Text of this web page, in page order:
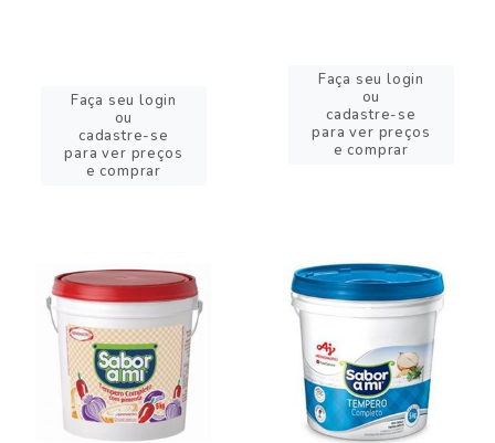
Faça seu login
ou
cadastre-se
para ver preços
e comprar
Faça seu login
ou
cadastre-se
para ver preços
e comprar